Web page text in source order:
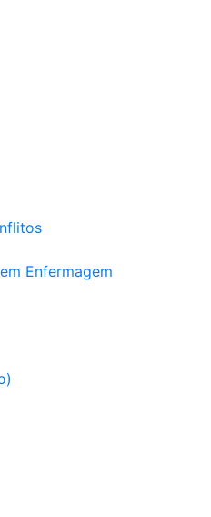
Enfermagem